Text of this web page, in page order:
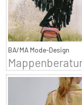
BA/MA Mode-Design